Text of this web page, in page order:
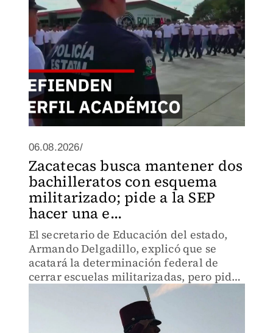
06.08.2026/
Zacatecas busca mantener dos
bachilleratos con esquema
militarizado; pide a la SEP
hacer una e...
El secretario de Educación del estado,
Armando Delgadillo, explicó que se
acatará la determinación federal de
cerrar escuelas militarizadas, pero pidió
que se analice el caso de estos planteles.